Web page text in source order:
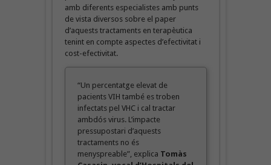
amb diferents especialistes amb punts
de vista diversos sobre el paper
d’aquests tractaments en terapèutica
tenint en compte aspectes d’efectivitat i
cost-efectivitat.
“Un percentatge elevat de
pacients VIH també es troben
infectats pel VHC i cal tractar
ambdós virus. L’impacte
pressupostari d’aquests
tractaments no és
menyspreable”, explica Tomàs